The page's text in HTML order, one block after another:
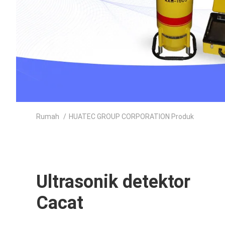
Rumah / HUATEC GROUP CORPORATION Produk
Ultrasonik detektor
Cacat